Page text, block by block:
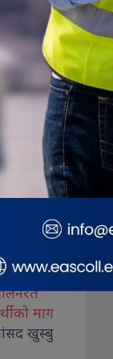
संसद्को